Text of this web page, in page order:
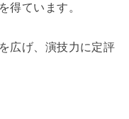
得ています。
広げ、演技力に定評